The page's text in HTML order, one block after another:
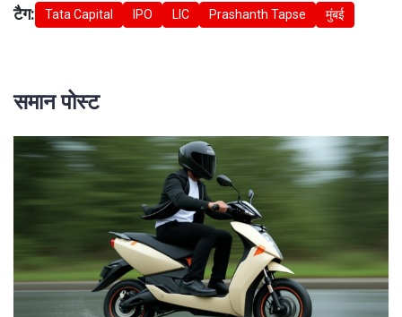
टैग: Tata Capital IPO LIC Prashanth Tapse मुंबई
समान पोस्ट